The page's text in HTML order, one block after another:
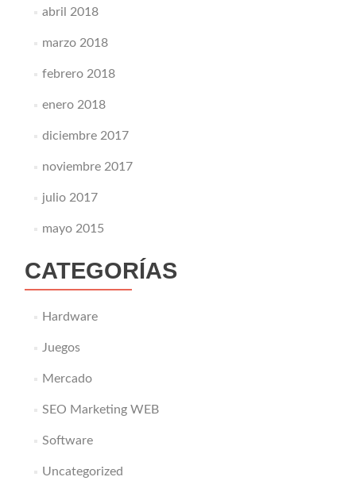
abril 2018
marzo 2018
febrero 2018
enero 2018
diciembre 2017
noviembre 2017
julio 2017
mayo 2015
CATEGORÍAS
Hardware
Juegos
Mercado
SEO Marketing WEB
Software
Uncategorized